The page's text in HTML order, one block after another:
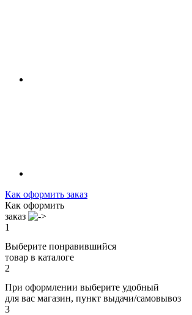
Как оформить заказ
Как оформить
заказ
1
Выберите понравившийся
товар в каталоге
2
При оформлении выберите удобный
для вас магазин, пункт выдачи/самовывоз
3